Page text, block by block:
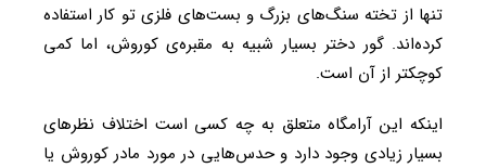
تنها از تخته سنگ‌های بزرگ و بست‌های فلزی تو کار استفاده
کرده‌اند. گور دختر بسیار شبیه به مقبره‌ی کوروش، اما کمی
کوچکتر از آن است.
اینکه این آرامگاه متعلق به چه کسی است اختلاف نظر‌های
بسیار زیادی وجود دارد و حدس‌هایی در مورد مادر کوروش یا